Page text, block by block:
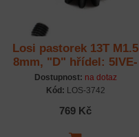
Losi pastorek 13T M1.5
8mm, "D" hřídel: 5IVE-
TE
Dostupnost: na dotaz
Kód: LOS-3742
769 Kč